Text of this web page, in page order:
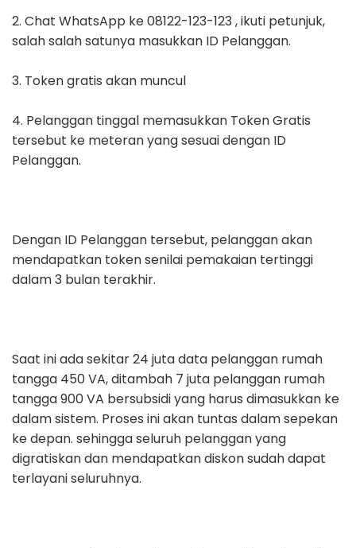
2. Chat WhatsApp ke 08122-123-123 , ikuti petunjuk,
salah salah satunya masukkan ID Pelanggan.
3. Token gratis akan muncul
4. Pelanggan tinggal memasukkan Token Gratis
tersebut ke meteran yang sesuai dengan ID
Pelanggan.
Dengan ID Pelanggan tersebut, pelanggan akan
mendapatkan token senilai pemakaian tertinggi
dalam 3 bulan terakhir.
Saat ini ada sekitar 24 juta data pelanggan rumah
tangga 450 VA, ditambah 7 juta pelanggan rumah
tangga 900 VA bersubsidi yang harus dimasukkan ke
dalam sistem. Proses ini akan tuntas dalam sepekan
ke depan. sehingga seluruh pelanggan yang
digratiskan dan mendapatkan diskon sudah dapat
terlayani seluruhnya.